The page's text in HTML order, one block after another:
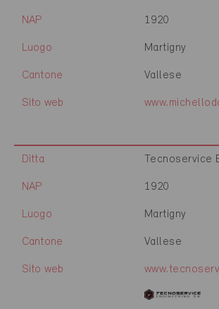
NAP 1920
Luogo Martigny
Cantone Vallese
Sito web
Ditta Tecnoservice
NAP 1920
Luogo Martigny
Cantone Vallese
Sito web